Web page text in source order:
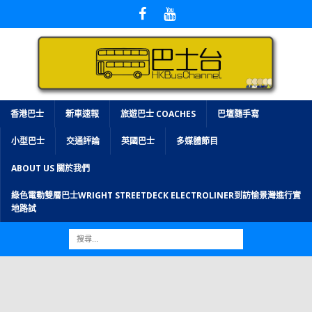
香港巴士 新車速報 旅遊巴士 COACHES 巴壇隨手寫
小型巴士 交通評論 英國巴士 多媒體節目
ABOUT US 關於我們
綠色電動雙層巴士WRIGHT STREETDECK ELECTROLINER到訪愉景灣進行實
地路試